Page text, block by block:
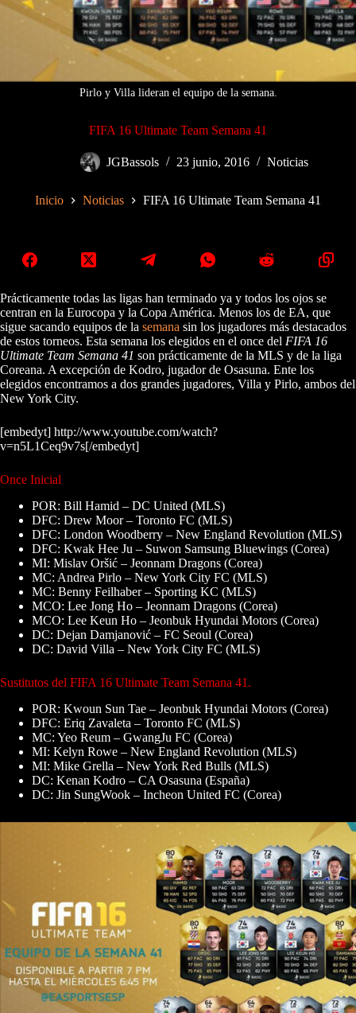
Pirlo y Villa lideran el equipo de la semana.
FIFA 16 Ultimate Team Semana 41
JGBassols 23 junio, 2016 Noticias
Inicio Noticias FIFA 16 Ultimate Team Semana 41
Prácticamente todas las ligas han terminado ya y todos los ojos se
centran en la Eurocopa y la Copa América. Menos los de EA, que
sigue sacando equipos de la semana sin los jugadores más destacados
de estos torneos. Esta semana los elegidos en el once del FIFA 16
Ultimate Team Semana 41 son prácticamente de la MLS y de la liga
Coreana. A excepción de Kodro, jugador de Osasuna. Ente los
elegidos encontramos a dos grandes jugadores, Villa y Pirlo, ambos del
New York City.
[embedyt] http://www.youtube.com/watch?
v=n5L1Ceq9v7s[/embedyt]
Once Inicial
POR: Bill Hamid – DC United (MLS)
DFC: Drew Moor – Toronto FC (MLS)
DFC: London Woodberry – New England Revolution (MLS)
DFC: Kwak Hee Ju – Suwon Samsung Bluewings (Corea)
MI: Mislav Oršić – Jeonnam Dragons (Corea)
MC: Andrea Pirlo – New York City FC (MLS)
MC: Benny Feilhaber – Sporting KC (MLS)
MCO: Lee Jong Ho – Jeonnam Dragons (Corea)
MCO: Lee Keun Ho – Jeonbuk Hyundai Motors (Corea)
DC: Dejan Damjanović – FC Seoul (Corea)
DC: David Villa – New York City FC (MLS)
Sustitutos del FIFA 16 Ultimate Team Semana 41.
POR: Kwoun Sun Tae – Jeonbuk Hyundai Motors (Corea)
DFC: Eriq Zavaleta – Toronto FC (MLS)
MC: Yeo Reum – GwangJu FC (Corea)
MI: Kelyn Rowe – New England Revolution (MLS)
MI: Mike Grella – New York Red Bulls (MLS)
DC: Kenan Kodro – CA Osasuna (España)
DC: Jin SungWook – Incheon United FC (Corea)